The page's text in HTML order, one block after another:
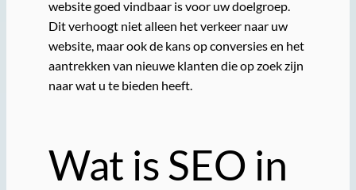
website goed vindbaar is voor uw doelgroep.
Dit verhoogt niet alleen het verkeer naar uw
website, maar ook de kans op conversies en het
aantrekken van nieuwe klanten die op zoek zijn
naar wat u te bieden heeft.
Wat is SEO in